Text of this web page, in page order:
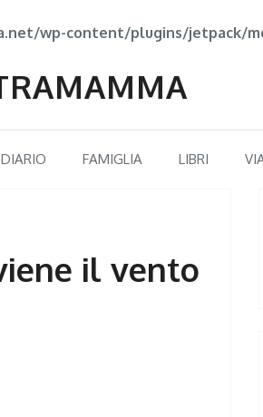
wp-content/plugins/jetpack/
DIARIO FAMIGLIA LIBRI
il vento